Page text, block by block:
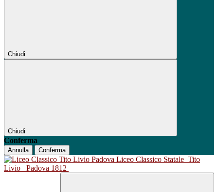
Chiudi
Chiudi
Conferma
Annulla Conferma
Liceo Classico Statale Tito
Livio
Padova 1812